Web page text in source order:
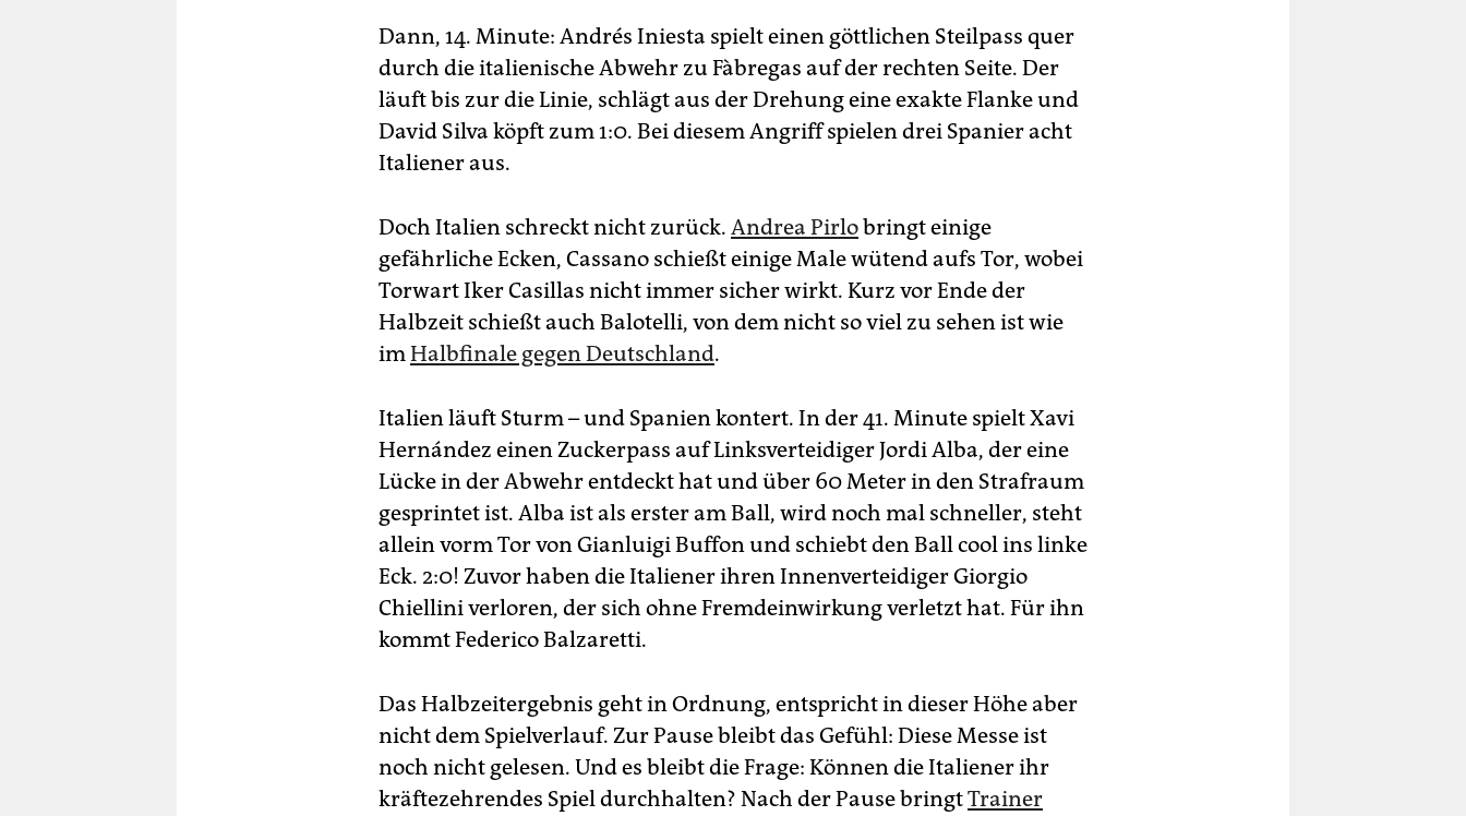
Tore:1:0 Silva (14.), 2:0 Alba (41.), 3:0 Torres (84.), 4:0 Mata (88.)
Gelbe Karten:Piqué - Barzagl
Besondere Vorkommnisse:Thiago Motta muss in der 61. Minute
verletzt vom Platz. Italien spielt mit zehn Mann weiter, da das
Auswechselkontingent erschöpft ist.
und zieht gleich mit dem dreimaligen Titelträger Deutschland. Als
erste Mannschaft der Welt gewinnen die Spanier drei bedeutende
Fußballturniere hintereinander.
Dann, 14. Minute: Andrés Iniesta spielt einen göttlichen Steilpass quer
durch die italienische Abwehr zu Fàbregas auf der rechten Seite. Der
läuft bis zur die Linie, schlägt aus der Drehung eine exakte Flanke und
David Silva köpft zum 1:0. Bei diesem Angriff spielen drei Spanier acht
Italiener aus.
Doch Italien schreckt nicht zurück. Andrea Pirlobringt einige
gefährliche Ecken, Cassano schießt einige Male wütend aufs Tor, wobei
Torwart Iker Casillas nicht immer sicher wirkt. Kurz vor Ende der
Halbzeit schießt auch Balotelli, von dem nicht so viel zu sehen ist wie
imHalbfinale gegen Deutschland.
Italien läuft Sturm – und Spanien kontert. In der 41. Minute spielt Xavi
Hernández einen Zuckerpass auf Linksverteidiger Jordi Alba, der eine
Lücke in der Abwehr entdeckt hat und über 60 Meter in den Strafraum
gesprintet ist. Alba ist als erster am Ball, wird noch mal schneller, steht
allein vorm Tor von Gianluigi Buffon und schiebt den Ball cool ins linke
Eck. 2:0! Zuvor haben die Italiener ihren Innenverteidiger Giorgio
Chiellini verloren, der sich ohne Fremdeinwirkung verletzt hat. Für ihn
kommt Federico Balzaretti.
Das Halbzeitergebnis geht in Ordnung, entspricht in dieser Höhe aber
nicht dem Spielverlauf. Zur Pause bleibt das Gefühl: Diese Messe ist
noch nicht gelesen. Und es bleibt die Frage: Können die Italiener ihr
kräftezehrendes Spiel durchhalten? Nach der Pause bringtTrainer